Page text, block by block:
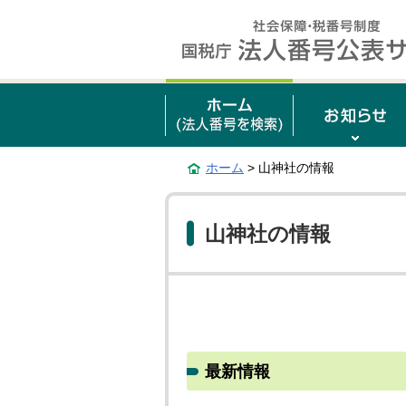
ホーム > 山神社の情報
山神社の情報
最新情報